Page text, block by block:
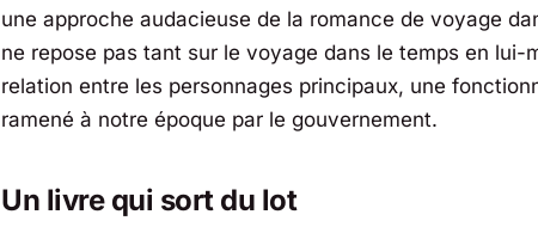
une approche audacieuse de la romance de voyage
ne repose pas tant sur le voyage dans le temps en lui-
relation entre les personnages principaux, une
ramené à notre époque par le gouvernement.
Un livre qui sort du lot